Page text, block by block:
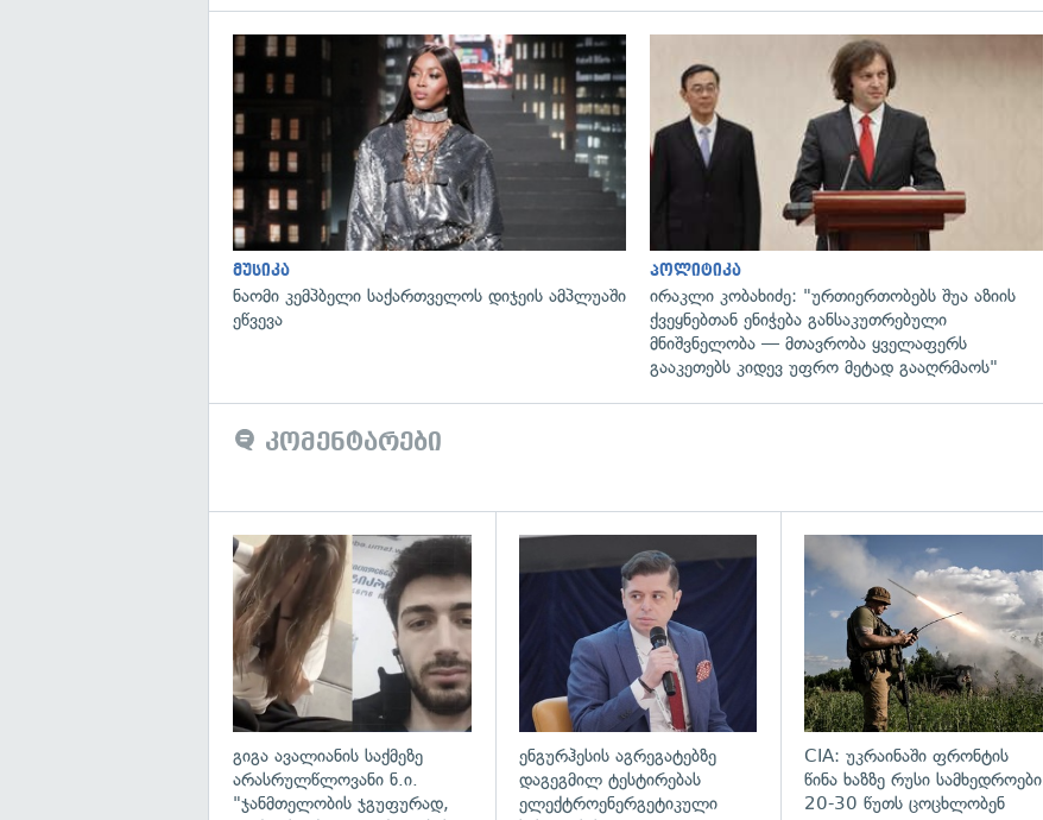
მუსიკა
ნაომი კემპბელი საქართველოს დიჯეის ამპლუაში
ეწვევა
პოლიტიკა
ირაკლი კობახიძე: "ურთიერთობებს შუა აზიის
ქვეყნებთან ენიჭება განსაკუთრებული
მნიშვნელობა — მთავრობა ყველაფერს
გააკეთებს კიდევ უფრო მეტად გააღრმაოს"
კომენტარები
გიგა ავალიანის საქმეზე
არასრულწლოვანი ნ.ი.
"ჯანმთელობის ჯგუფურად,
გადახედვა
ენგურჰესის აგრეგატებზე
დაგეგმილ ტესტირებას
ელექტროენერგეტიკული
CIA: უკრაინაში ფრონტის
წინა ხაზზე რუსი სამხედროები
20-30 წუთს ცოცხლობენ